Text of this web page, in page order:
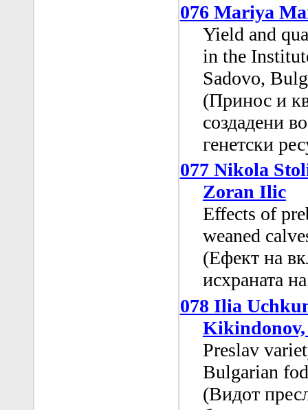
076 Mariya
Yield and
in the
Sadovo,
(Принос и
создадени
генетски
077 Nikola
Zoran Ilic
Effects of
weaned
(Ефект на
исхраната
078 Ilia
Preslav
Bulgarian
(Видот